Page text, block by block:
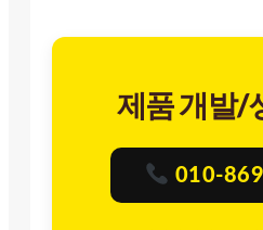
제품 개발/
010-